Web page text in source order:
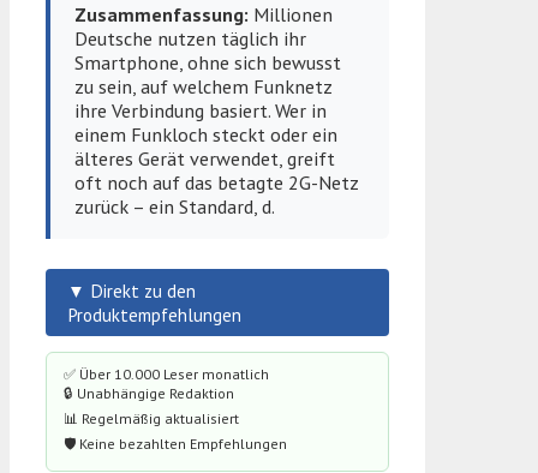
Zusammenfassung: Millionen
Deutsche nutzen täglich ihr
Smartphone, ohne sich bewusst
zu sein, auf welchem Funknetz
ihre Verbindung basiert. Wer in
einem Funkloch steckt oder ein
älteres Gerät verwendet, greift
oft noch auf das betagte 2G-Netz
zurück – ein Standard, d.
▼ Direkt zu den
Produktempfehlungen
✅ Über 10.000 Leser monatlich
🔒 Unabhängige Redaktion
📊 Regelmäßig aktualisiert
🛡️ Keine bezahlten Empfehlungen